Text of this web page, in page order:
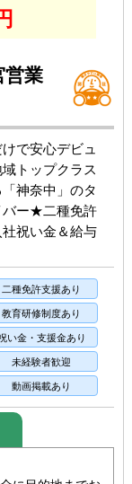
営業
けで安心デビュ
トップクラス
神奈中」のタ
バー★二種免許
祝い金＆給与
二種免許支援あり
教育研修制度あり
い金・支援金あり
未経験者歓迎
動画掲載あり